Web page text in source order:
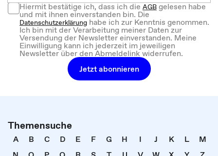
Hiermit bestätige ich, dass ich dieAGBgelesen habe
und mit ihnen einverstanden bin. Die
Datenschutzerklärung habe ich zur Kenntnis genommen.
Ich bin mit der Verarbeitung meiner Daten zur
Versendung der Newsletter einverstanden. Meine
Einwilligung kann ich jederzeit im jeweiligen
Newsletter über den Abmeldelink widerrufen.
Jetzt abonnieren
Themensuche
A B C D E F G H I J K L
M